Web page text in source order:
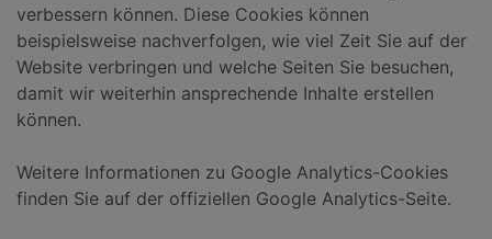
verbessern können. Diese Cookies können
beispielsweise nachverfolgen, wie viel Zeit Sie auf der
Website verbringen und welche Seiten Sie besuchen,
damit wir weiterhin ansprechende Inhalte erstellen
können.
Weitere Informationen zu Google Analytics-Cookies
finden Sie auf der offiziellen Google Analytics-Seite.